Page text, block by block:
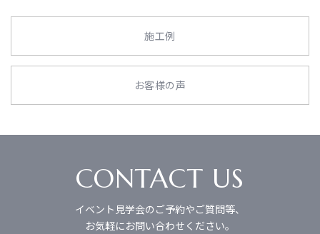
施工例
お客様の声
CONTACT US
イベント見学会のご予約やご質問等、
お気軽にお問い合わせください。